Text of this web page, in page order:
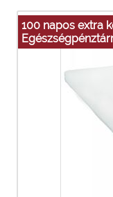
100 napos extra